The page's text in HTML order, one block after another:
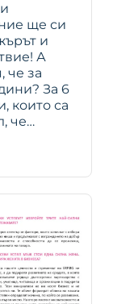
ще си
и
А
че за
За 6
които са
че…